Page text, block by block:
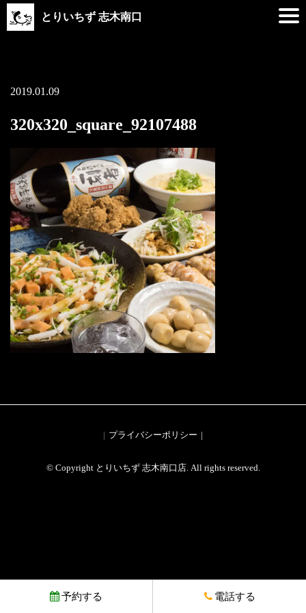
とりいちず 志木南口
2019.01.09
320x320_square_92107488
プライバシーポリシー
© Copyright とりいちず 志木南口店. All rights reserved.
予約する 電話する